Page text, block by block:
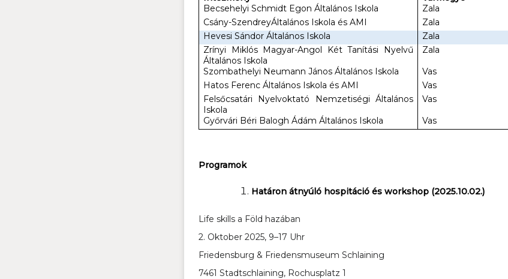
Becsehelyi Schmidt Egon Általános Iskola
Zala
Csány-SzendreyÁltalános Iskola és AMI
Zala
Hevesi Sándor Általános Iskola
Zala
Zrínyi Miklós Magyar-Angol Két Tanítási Nyelvű
Általános Iskola
Zala
Szombathelyi Neumann János Általános Iskola
Vas
Hatos Ferenc Általános Iskola és AMI
Vas
Felsőcsatári Nyelvoktató Nemzetiségi Általános
Iskola
Vas
Győrvári Béri Balogh Ádám Általános Iskola
Vas
Programok
Határon átnyúló hospitáció és workshop (2025.10.02.)
Life skills a Föld hazában
2. Oktober 2025, 9–17 Uhr
Friedensburg & Friedensmuseum Schlaining
7461 Stadtschlaining, Rochusplatz 1